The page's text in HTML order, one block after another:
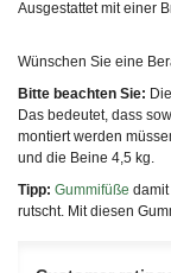
Ausgestattet mit einer
Wünschen Sie eine
Bitte beachten Sie:
Das bedeutet, dass
montiert werden
und die Beine 4,5 kg.
Tipp: Gummifüße
rutscht. Mit diesen